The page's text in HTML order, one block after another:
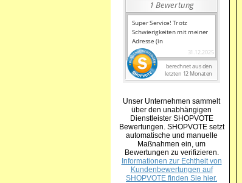
Unser Unternehmen sammelt
über den unabhängigen
Dienstleister SHOPVOTE
Bewertungen. SHOPVOTE setzt
automatische und manuelle
Maßnahmen ein, um
Bewertungen zu verifizieren.
Informationen zur Echtheit von
Kundenbewertungen auf
SHOPVOTE finden Sie hier.